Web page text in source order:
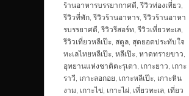
ร้านอาหารบรรยากาศดี,รีวิวท่องเที่ยว,
รีวิวที่พัก,รีวิวร้านอาหาร,รีวิวร้านอาหา
รบรรยาศดี,รีวิวรีสอร์ท,รีวิวเที่ยวทะเล,
รีวิวเที่ยวหลีเป๊ะ, สตูล, สุดยอดประทับใจ
ทะเลไทยหลีเป๊ะ, หลีเป๊ะ, หาดทรายขาว,
อุทยานแห่งชาติตะรุเตา, เกาะยาว, เกาะ
ราวี, เกาะลอกอย, เกาะหลีเป๊ะ, เกาะหิน
งาม, เกาะไข่, เกาะไผ่, เที่ยวทะเล, เที่ยว